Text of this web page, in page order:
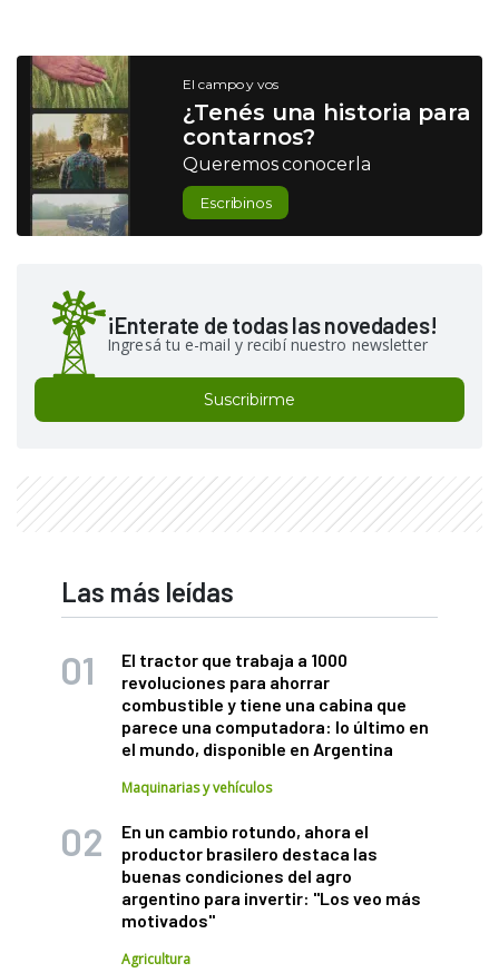
El campo y vos
¿Tenés una historia para
contarnos?
Queremos conocerla
Escribinos
¡Enterate de todas las novedades!
Ingresá tu e-mail y recibí nuestro newsletter
Suscribirme
Las más leídas
El tractor que trabaja a 1000
revoluciones para ahorrar
combustible y tiene una cabina que
parece una computadora: lo último en
el mundo, disponible en Argentina
Maquinarias y vehículos
En un cambio rotundo, ahora el
productor brasilero destaca las
buenas condiciones del agro
argentino para invertir: "Los veo más
motivados"
Agricultura